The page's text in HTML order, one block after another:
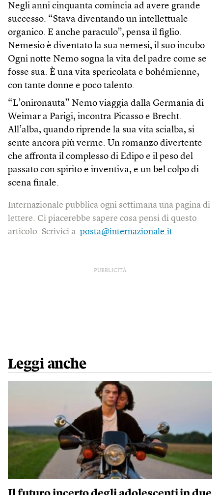
Negli anni cinquanta comincia ad avere grande
successo. “Stava diventando un intellettuale
organico. E anche paraculo”, pensa il figlio.
Nemesio è diventato la sua nemesi, il suo incubo.
Ogni notte Nemo sogna la vita del padre come se
fosse sua. È una vita spericolata e bohémienne,
con tante donne e poco talento.
“L’onironauta” Nemo viaggia dalla Germania di
Weimar a Parigi, incontra Picasso e Brecht.
All’alba, quando riprende la sua vita scialba, si
sente ancora più verme. Un romanzo divertente
che affronta il complesso di Edipo e il peso del
passato con spirito e inventiva, e un bel colpo di
scena finale.
Internazionale pubblica ogni settimana una pagina di
lettere. Ci piacerebbe sapere cosa pensi di questo
articolo. Scrivici a: posta@internazionale.it
PUBBLICITÀ
Leggi anche